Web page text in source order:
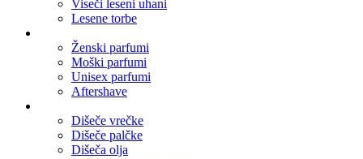
Viseči leseni uhani
Lesene torbe
Ženski parfumi
Moški parfumi
Unisex parfumi
Aftershave
Dišeče vrečke
Dišeče palčke
Dišeča olja